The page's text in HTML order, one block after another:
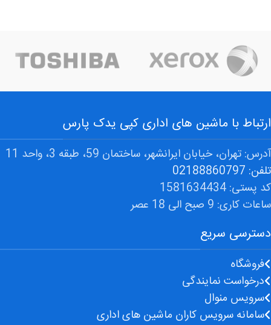
دسترسی سریع
فروشگاه
درخواست نمایندگی
سرویس منوال
سامانه سرویس کاران ماشین های اداری
ارتباط با ماشین های اداری کپی یدک پارس
آدرس: تهران، خیابان ایرانشهر، ساختمان 59، طبقه 3، واحد 11
تلفن: 02188860797
کد پستی: 1581634434
ساعات کاری: 9 صبح الی 18 عصر